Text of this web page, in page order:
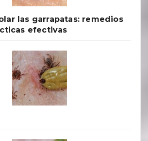
las garrapatas: remedios
efectivas